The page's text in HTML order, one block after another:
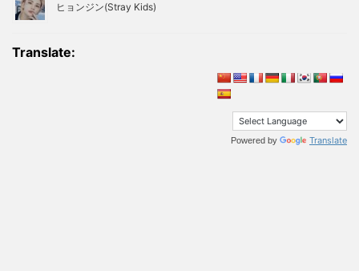
ヒョンジン(Stray Kids)
Translate:
Powered by Translate